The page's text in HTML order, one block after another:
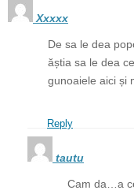
Xxxxx
De sa le dea
ăștia sa le dea
gunoaiele aici și
Reply
tautu
Cam da…a